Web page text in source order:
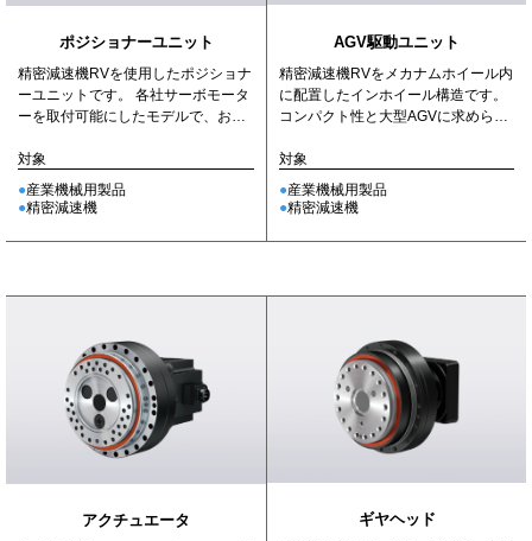
ポジショナーユニット
精密減速機RVを使用したポジショナ
ーユニットです。 各社サーボモータ
ーを取付可能にしたモデルで、お客
対象
産業機械用製品
精密減速機
AGV駆動ユニット
精密減速機RVをメカナムホイール内
に配置したインホイール構造です。
コンパクト性と大型AGVに求められ
す。
対象
産業機械用製品
精密減速機
アクチュエータ ギヤヘッド